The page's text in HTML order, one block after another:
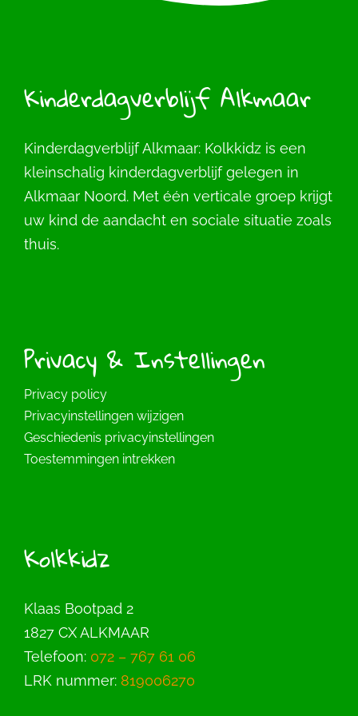
Kinderdagverblijf Alkmaar
Kinderdagverblijf Alkmaar: Kolkkidz is een
kleinschalig kinderdagverblijf gelegen in
Alkmaar Noord. Met één verticale groep krijgt
uw kind de aandacht en sociale situatie zoals
thuis.
Privacy & Instellingen
Privacy policy
Privacyinstellingen wijzigen
Geschiedenis privacyinstellingen
Toestemmingen intrekken
Kolkkidz
Klaas Bootpad 2
1827 CX ALKMAAR
Telefoon: 072 – 767 61 06
LRK nummer: 819006270